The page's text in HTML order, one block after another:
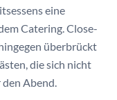
eine
Catering. Close-
überbrückt
die sich nicht
Abend.